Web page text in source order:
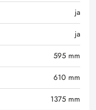
ja
ja
595 mm
610 mm
1375 mm